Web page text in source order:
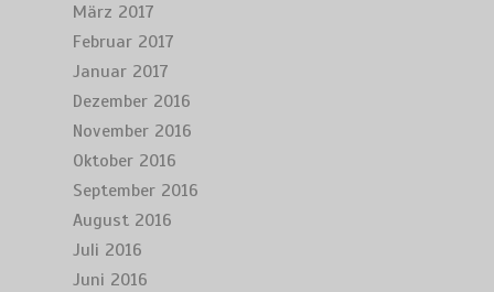
März 2017
Februar 2017
Januar 2017
Dezember 2016
November 2016
Oktober 2016
September 2016
August 2016
Juli 2016
Juni 2016